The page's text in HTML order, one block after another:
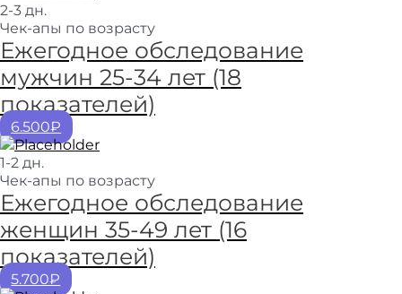
2-3 дн.
Чек-апы по возрасту
Ежегодное обследование
мужчин 25-34 лет (18
показателей)
6.500₽
1-2 дн.
Чек-апы по возрасту
Ежегодное обследование
женщин 35-49 лет (16
показателей)
5.700₽